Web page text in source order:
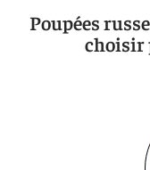
Poupées
choisir